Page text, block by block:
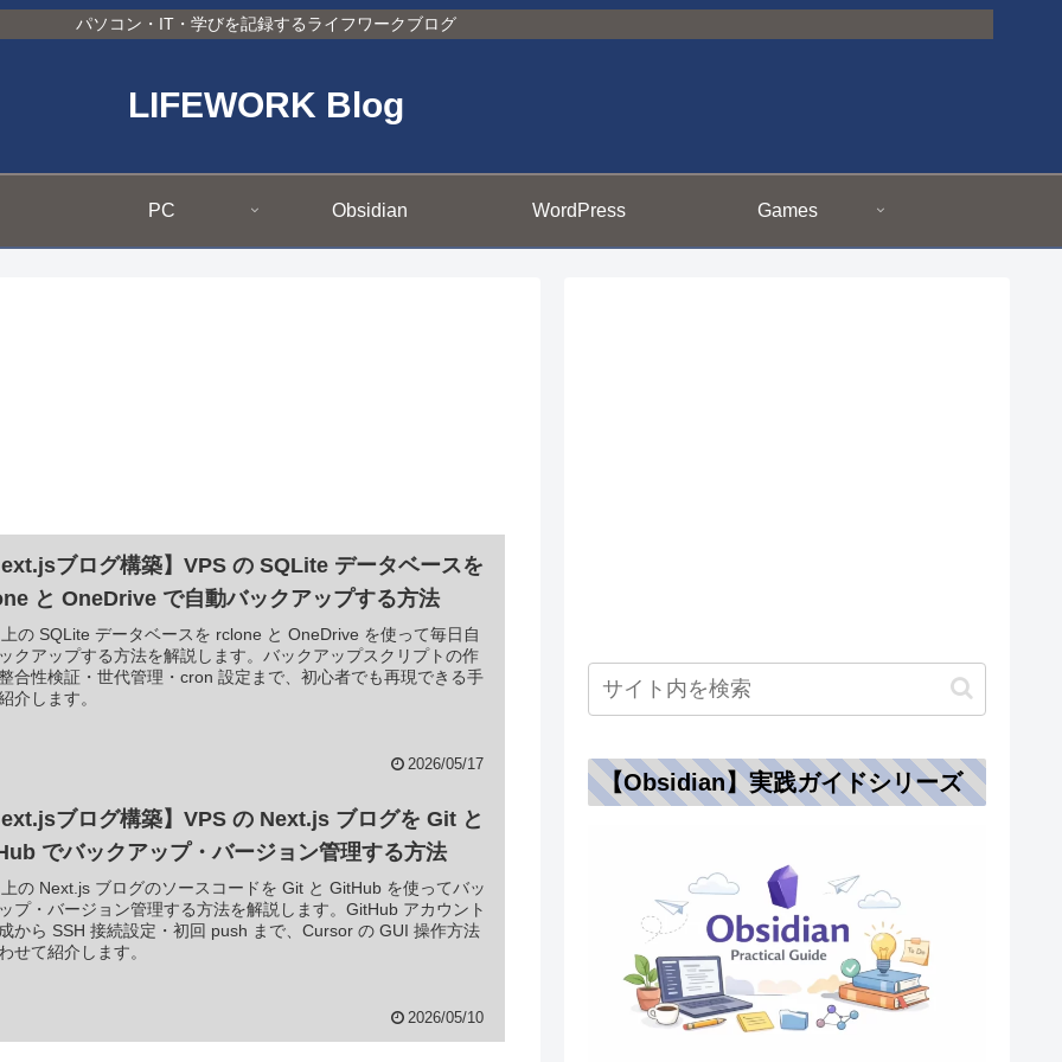
パソコン・IT・学びを記録するライフワークブログ
LIFEWORK Blog
PC Obsidian WordPress Games
ブログ構築】VPS の SQLite データベースを
と OneDrive で自動バックアップする方法
の SQLite データベースを rclone と OneDrive を使って毎日自
クアップする方法を解説します。バックアップスクリプトの作
合性検証・世代管理・cron 設定まで、初心者でも再現できる手
介します。
2026/05/17
ブログ構築】VPS の Next.js ブログを Git と
でバックアップ・バージョン管理する方法
の Next.js ブログのソースコードを Git と GitHub を使ってバッ
プ・バージョン管理する方法を解説します。GitHub アカウント
から SSH 接続設定・初回 push まで、Cursor の GUI 操作方法
せて紹介します。
2026/05/10
【Obsidian】実践ガイドシリーズ